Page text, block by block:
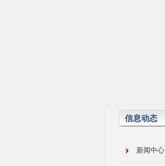
信息动态
新闻中心